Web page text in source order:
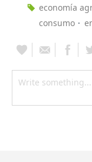
economía
consumo